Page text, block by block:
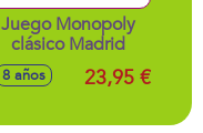
Juego Monopoly
clásico Madrid
8 años 23,95 €